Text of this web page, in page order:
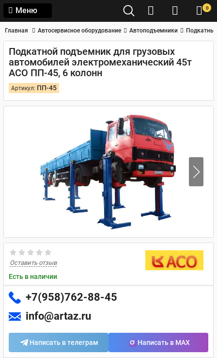
Меню 0
Главная Автосервисное оборудование Автоподъемники
Подкатной подъемник для грузовых
автомобилей электромеханический 45т
АСО ПП-45, 6 колонн
Артикул: ПП-45
Оставить отзыв
Есть в наличии
+7(958)762-88-45
info@artaz.ru
Написать в телеграм Написать в MAX